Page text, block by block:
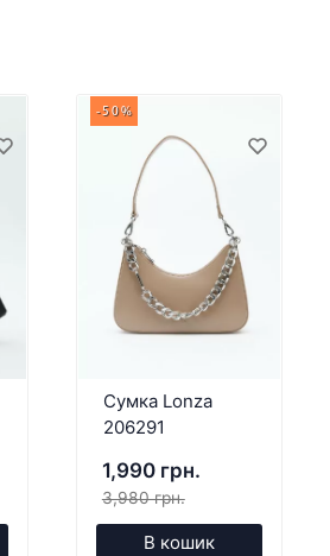
-50%
Сумка Lonza
206291
1,990 грн.
3,980 грн.
В кошик